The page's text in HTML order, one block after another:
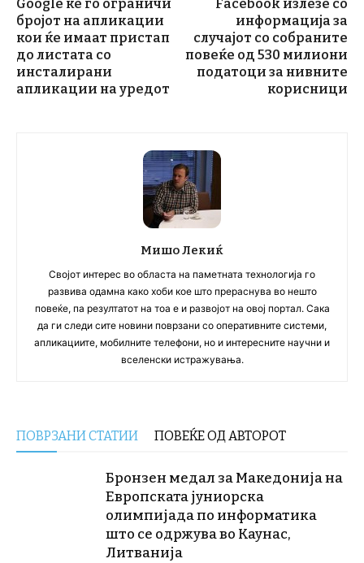
Google ќе го ограничи
бројот на апликации
кои ќе имаат пристап
до листата со
инсталирани
апликации на уредот
Facebook излезе со
информација за
случајот со собраните
повеќе од 530 милиони
податоци за нивните
корисници
Мишо Лекиќ
Својот интерес во областа на паметната технологија го
развива одамна како хоби кое што прераснува во нешто
повеќе, па резултатот на тоа е и развојот на овој портал. Сака
да ги следи сите новини поврзани со оперативните системи,
апликациите, мобилните телефони, но и интересните научни и
вселенски истражувања.
ПОВРЗАНИ СТАТИИ ПОВЕЌЕ ОД АВТОРОТ
Бронзен медал за Македонија на
Европската јуниорска
олимпијада по информатика
што се одржува во Каунас,
Литванија